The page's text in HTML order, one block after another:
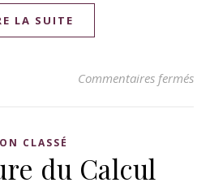
LA SUITE
Commentaires fermés
CLASSÉ
du Calcul